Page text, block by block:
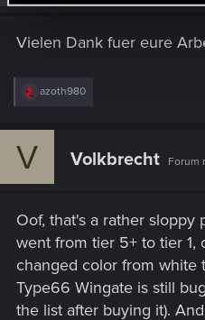
:
Vielen Dank fuer eure
R
c
:
azoth980
V Volkbrecht Forum
Oof, that's a rather sloppy
went from tier 5+ to tier 1,
changed color from white
Type66 Wingate is still
the list after buying it).